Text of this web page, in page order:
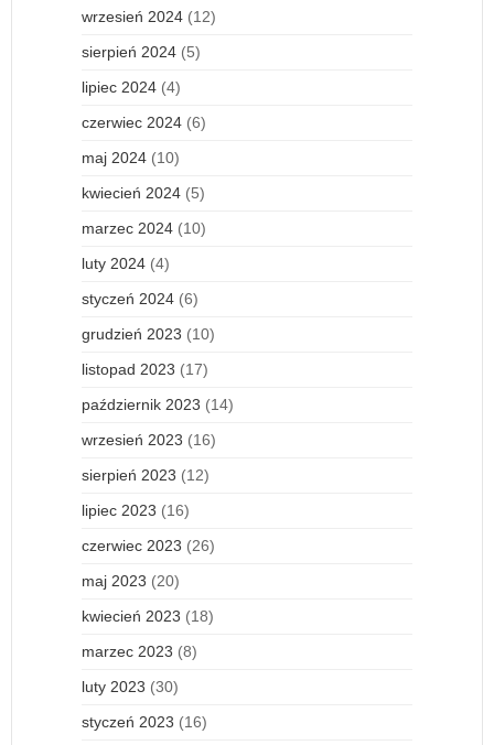
wrzesień 2024 (12)
sierpień 2024 (5)
lipiec 2024 (4)
czerwiec 2024 (6)
maj 2024 (10)
kwiecień 2024 (5)
marzec 2024 (10)
luty 2024 (4)
styczeń 2024 (6)
grudzień 2023 (10)
listopad 2023 (17)
październik 2023 (14)
wrzesień 2023 (16)
sierpień 2023 (12)
lipiec 2023 (16)
czerwiec 2023 (26)
maj 2023 (20)
kwiecień 2023 (18)
marzec 2023 (8)
luty 2023 (30)
styczeń 2023 (16)